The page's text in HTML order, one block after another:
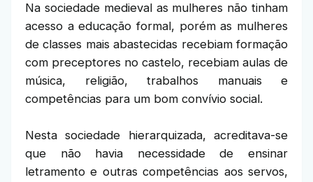
Na sociedade medieval as mulheres não tinham
acesso a educação formal, porém as mulheres
de classes mais abastecidas recebiam formação
com preceptores no castelo, recebiam aulas de
música, religião, trabalhos manuais e
competências para um bom convívio social.
Nesta sociedade hierarquizada, acreditava-se
que não havia necessidade de ensinar
letramento e outras competências aos servos,